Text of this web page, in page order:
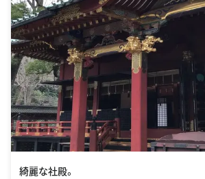
綺麗な社殿。